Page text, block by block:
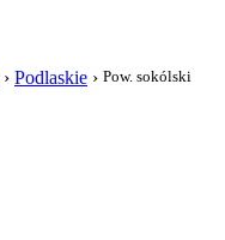
› Podlaskie › Pow. sokólski